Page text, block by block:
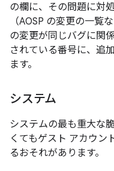
の欄に、その問題に対
（AOSP の変更の一覧
の変更が同じバグに関
されている番号に、追
ます。
システム
システムの最も重大な
くてもゲスト アカウン
るおそれがあります。